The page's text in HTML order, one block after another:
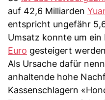
auf 42,6 Milliarden
entspricht ungefähr
Umsatz konnte um ein
Euro gesteigert
Als Ursache dafür
anhaltende hohe
Kassenschlagern